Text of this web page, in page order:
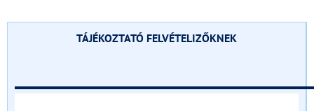
TÁJÉKOZTATÓ FELVÉTELIZŐKNEK